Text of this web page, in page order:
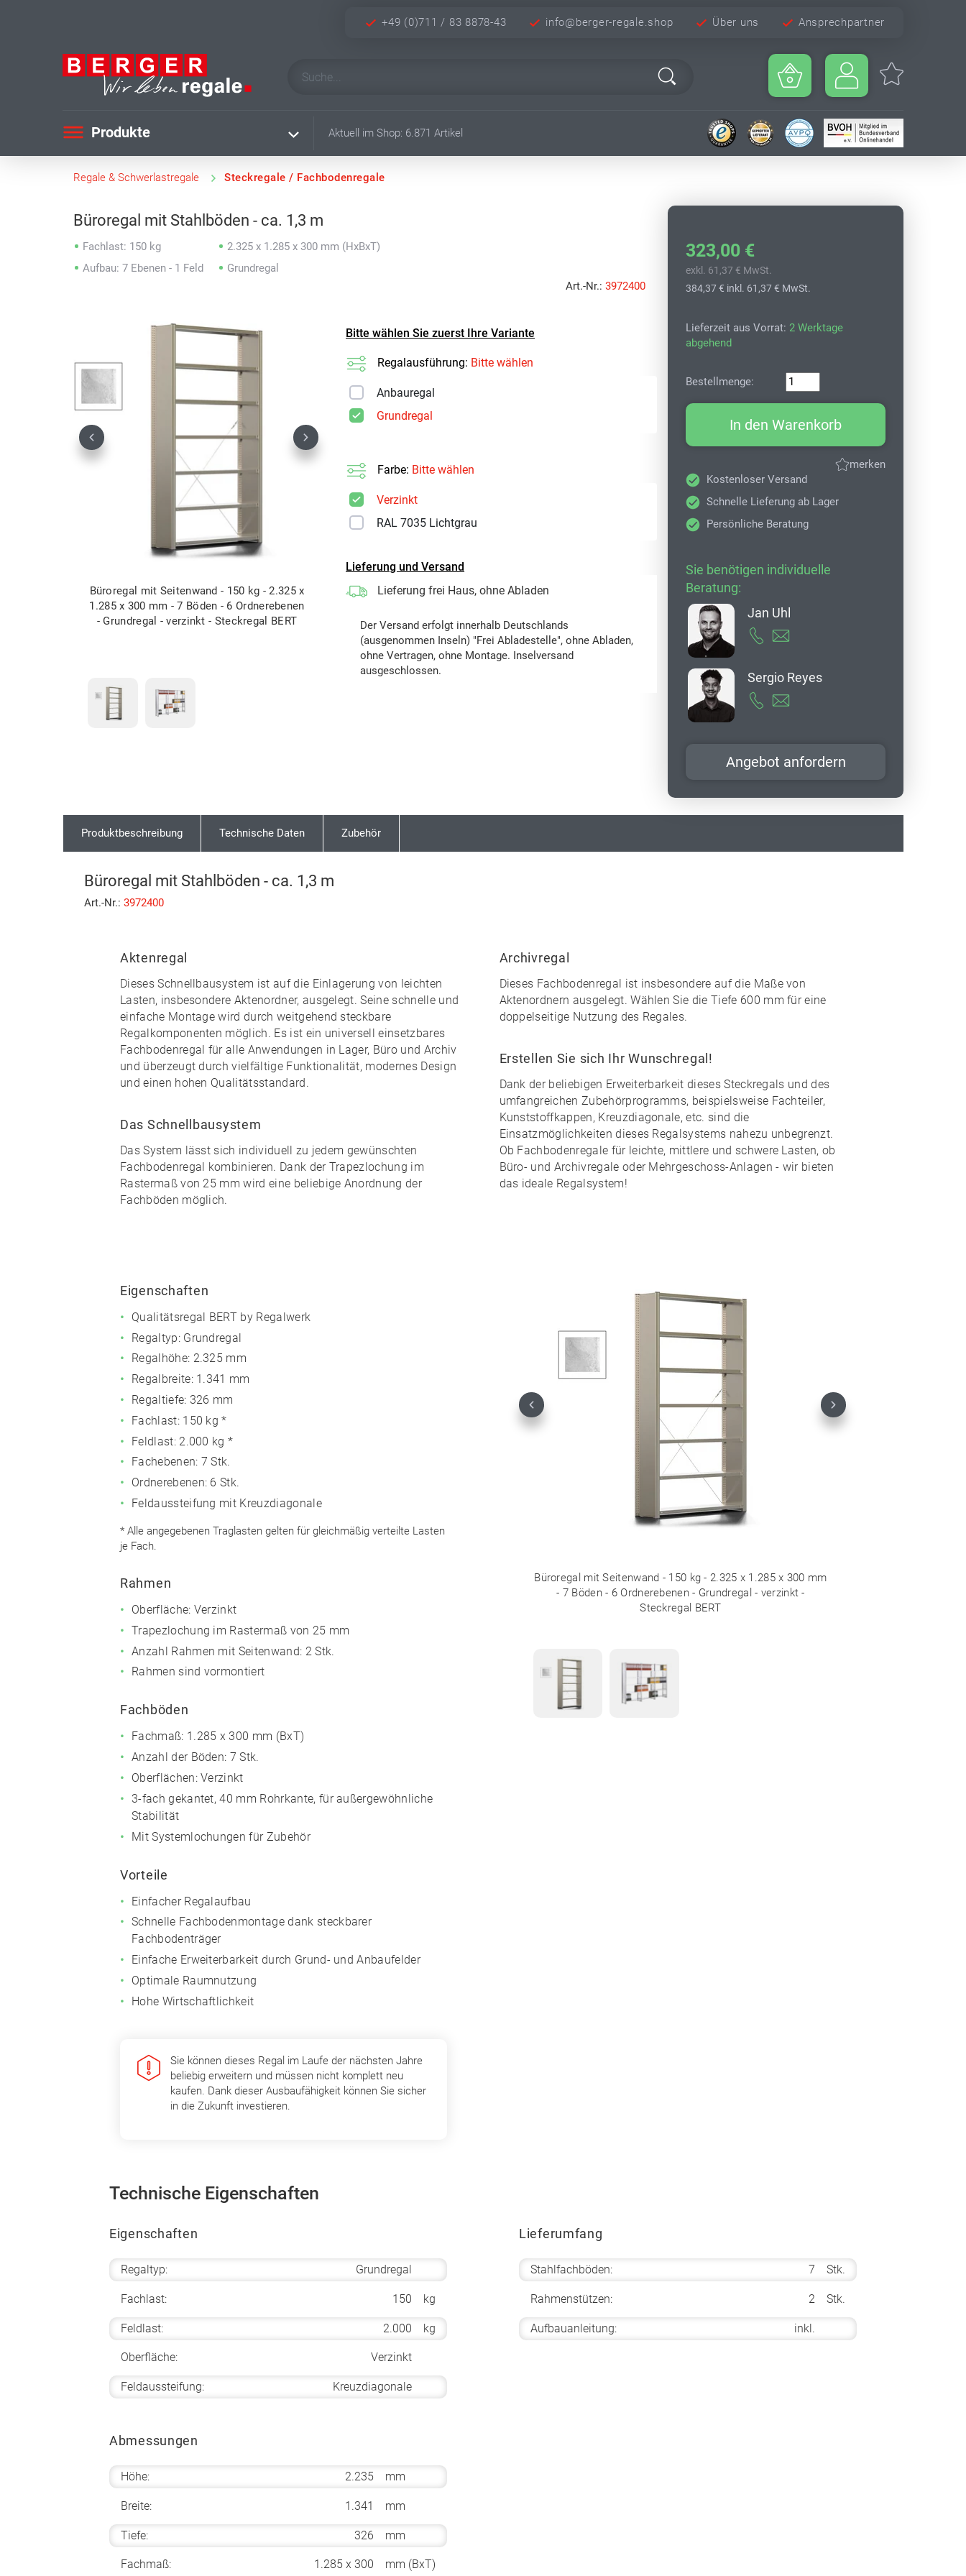
+49 (0)711 / 83 8878-43 info@berger-regale.shop Über uns Ansprechpartner
Produkte Aktuell im Shop: 6.871 Artikel
Regale & Schwerlastregale Steckregale / Fachbodenregale
Büroregal mit Stahlböden - ca. 1,3 m
Fachlast: 150 kg
Aufbau: 7 Ebenen - 1 Feld
2.325 x 1.285 x 300 mm (HxBxT)
Grundregal
Art.-Nr.:3972400
Büroregal mit Seitenwand - 150 kg - 2.325 x
1.285 x 300 mm - 7 Böden - 6 Ordnerebenen
- Grundregal - verzinkt - Steckregal BERT
Previous Next
Bitte wählen Sie zuerst Ihre Variante
Regalausführung: Bitte wählen
Anbauregal
Grundregal
Farbe: Bitte wählen
Verzinkt
RAL 7035 Lichtgrau
Lieferung und Versand
Lieferung frei Haus, ohne Abladen
Der Versand erfolgt innerhalb Deutschlands
(ausgenommen Inseln) "Frei Abladestelle", ohne Abladen,
ohne Vertragen, ohne Montage. Inselversand
ausgeschlossen.
323,00 €
exkl. 61,37 € MwSt.
384,37 € inkl. 61,37 € MwSt.
Lieferzeit aus Vorrat: 2 Werktage
abgehend
Bestellmenge:
In den Warenkorb
merken
Kostenloser Versand
Schnelle Lieferung ab Lager
Persönliche Beratung
Sie benötigen individuelle
Beratung:
Jan Uhl
Sergio Reyes
Angebot anfordern
Produktbeschreibung Technische Daten Zubehör
Büroregal mit Stahlböden - ca. 1,3 m
Art.-Nr.: 3972400
Aktenregal
Dieses Schnellbausystem ist auf die Einlagerung von leichten
Lasten, insbesondere Aktenordner, ausgelegt. Seine schnelle und
einfache Montage wird durch weitgehend steckbare
Regalkomponenten möglich. Es ist ein universell einsetzbares
Fachbodenregal für alle Anwendungen in Lager, Büro und Archiv
und überzeugt durch vielfältige Funktionalität, modernes Design
und einen hohen Qualitätsstandard .
Das Schnellbausystem
Das System lässt sich individuell zu jedem gewünschten
Fachbodenregal kombinieren. Dank der Trapezlochung im
Rastermaß von 25 mm wird eine beliebige Anordnung der
Fachböden möglich.
Archivregal
Dieses Fachbodenregal ist insbesondere auf die Maße von
Aktenordnern ausgelegt. Wählen Sie die Tiefe 600 mm für eine
doppelseitige Nutzung des Regales.
Erstellen Sie sich Ihr Wunschregal!
Dank der beliebigen Erweiterbarkeit dieses Steckregals und des
umfangreichen Zubehörprogramms, beispielsweise Fachteiler,
Kunststoffkappen, Kreuzdiagonale, etc. sind die
Einsatzmöglichkeiten dieses Regalsystems nahezu unbegrenzt.
Ob Fachbodenregale für leichte, mittlere und schwere Lasten, ob
Büro- und Archivregale oder Mehrgeschoss-Anlagen - wir bieten
das ideale Regalsystem!
Eigenschaften
Qualitätsregal BERT by Regalwerk
Regaltyp: Grundregal
Regalhöhe: 2.325 mm
Regalbreite: 1.341 mm
Regaltiefe: 326 mm
Fachlast: 150 kg *
Feldlast: 2.000 kg *
Fachebenen: 7 Stk.
Ordnerebenen: 6 Stk.
Feldaussteifung mit Kreuzdiagonale
* Alle angegebenen Traglasten gelten für gleichmäßig verteilte Lasten
je Fach.
Rahmen
Oberfläche: Verzinkt
Trapezlochung im Rastermaß von 25 mm
Anzahl Rahmen mit Seitenwand: 2 Stk.
Rahmen sind vormontiert
Fachböden
Fachmaß: 1.285 x 300 mm (BxT)
Anzahl der Böden: 7 Stk.
Oberflächen: Verzinkt
3-fach gekantet, 40 mm Rohrkante, für außergewöhnliche
Stabilität
Mit Systemlochungen für Zubehör
Vorteile
Einfacher Regalaufbau
Schnelle Fachbodenmontage dank steckbarer
Fachbodenträger
Einfache Erweiterbarkeit durch Grund- und Anbaufelder
Optimale Raumnutzung
Hohe Wirtschaftlichkeit
Sie können dieses Regal im Laufe der nächsten Jahre
beliebig erweitern und müssen nicht komplett neu
kaufen. Dank dieser Ausbaufähigkeit können Sie sicher
in die Zukunft investieren.
Büroregal mit Seitenwand - 150 kg - 2.325 x 1.285 x 300 mm
- 7 Böden - 6 Ordnerebenen - Grundregal - verzinkt -
Steckregal BERT
Previous Next
Technische Eigenschaften
Eigenschaften
Regaltyp: Grundregal
Fachlast: 150 kg
Feldlast: 2.000 kg
Oberfläche: Verzinkt
Feldaussteifung: Kreuzdiagonale
Abmessungen
Höhe: 2.235 mm
Breite: 1.341 mm
Tiefe: 326 mm
Fachmaß: 1.285 x 300 mm (BxT)
Lieferumfang
Stahlfachböden: 7 Stk.
Rahmenstützen: 2 Stk.
Aufbauanleitung: inkl.